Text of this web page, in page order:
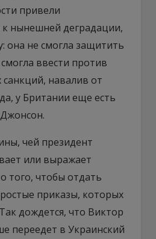
привели
нынешней деградации,
она не смогла защитить
ввести против
санкций, навалив от
у Британии еще есть
чей президент
или выражает
того, чтобы отдать
приказы, которых
дождется, что Виктор
переедет в Украинский